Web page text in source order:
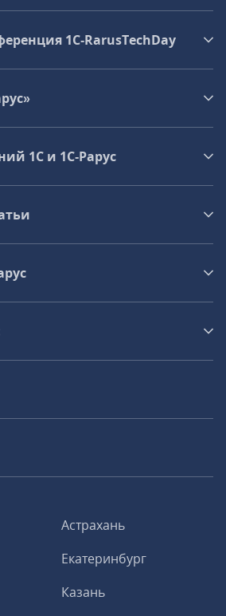
Астрахань
Екатеринбург
Казань
1C‑RarusTechDay
1С и 1С‑Рарус